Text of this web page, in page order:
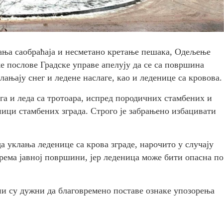
саобраћаја и несметано кретање пешака, Одељење
Градске управе апелују да се са површина
снег и ледене наслаге, као и леденице са кровова.
и леда са тротоара, испред породичних стамбених и
стамбених зграда. Строго је забрањено избацивати
леденице са крова зграде, нарочито у случају
јавној површини, јер леденица може бити опасна по
су дужни да благовремено поставе ознаке упозорења